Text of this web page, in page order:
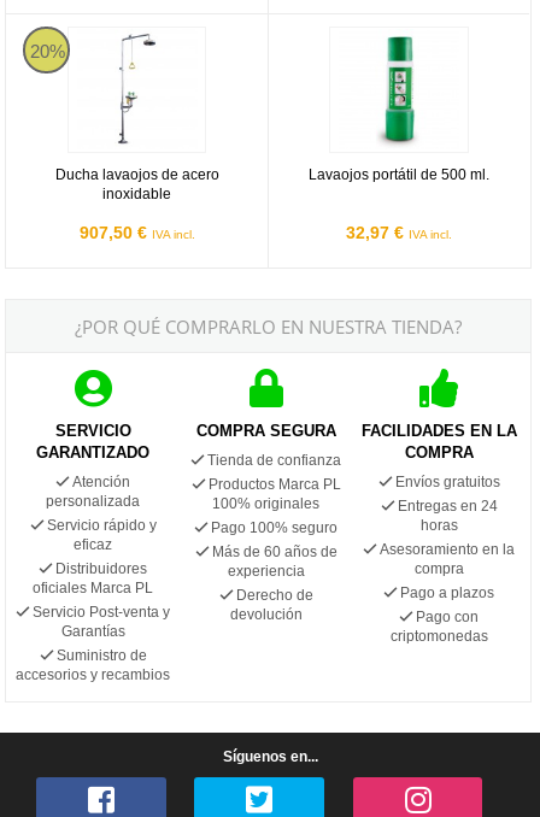
20%
Ducha lavaojos de acero
inoxidable
907,50 € IVA incl.
Ducha lavaojos de acero inoxidable
Lavaojos portátil de 500 ml.
32,97 € IVA incl.
¿POR QUÉ COMPRARLO EN NUESTRA TIENDA?
SERVICIO
GARANTIZADO
Atención
personalizada
Servicio rápido y
eficaz
Distribuidores
oficiales Marca PL
Servicio Post-venta y
Garantías
Suministro de
accesorios y recambios
COMPRA SEGURA
Tienda de confianza
Productos Marca PL
100% originales
Pago 100% seguro
Más de 60 años de
experiencia
Derecho de
devolución
FACILIDADES EN LA
COMPRA
Envíos gratuitos
Entregas en 24
horas
Asesoramiento en la
compra
Pago a plazos
Pago con
criptomonedas
Síguenos en...